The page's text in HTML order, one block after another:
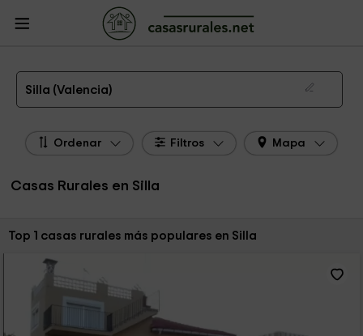
Casas Rurales
Casas Rurales Valencia
Casas Rurales Silla
Las 1 mejores casas rurales en Silla de 2026
Silla (Valencia)
Ordenar Filtros Mapa
Casas Rurales en Silla
Ordenar por:
Top 1 casas rurales más populares en Silla